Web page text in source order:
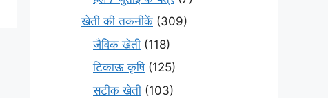
खेती की तकनीकें (309)
जैविक खेती (118)
टिकाऊ कृषि(125)
सटीक खेती (103)